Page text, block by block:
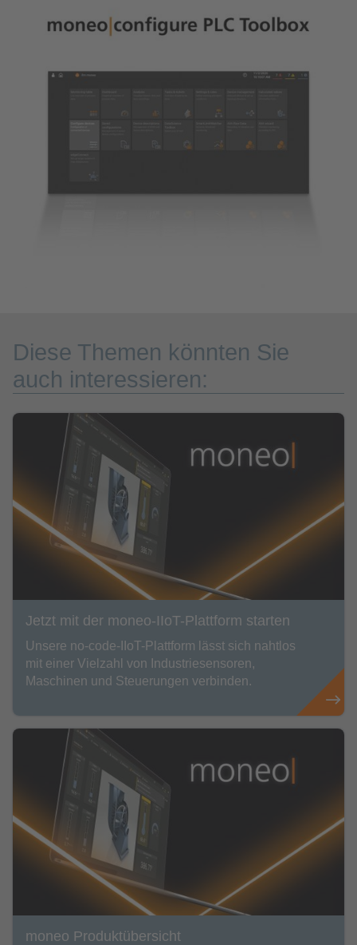
Diese Themen könnten Sie
auch interessieren:
Jetzt mit der moneo-IIoT-Plattform starten
Unsere no-code-IIoT-Plattform lässt sich nahtlos
mit einer Vielzahl von Industriesensoren,
Maschinen und Steuerungen verbinden.
moneo Produktübersicht